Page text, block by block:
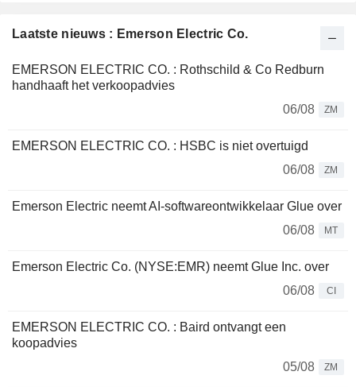
Laatste nieuws : Emerson Electric Co.
EMERSON ELECTRIC CO. : Rothschild & Co Redburn
handhaaft het verkoopadvies
06/08
ZM
EMERSON ELECTRIC CO. : HSBC is niet overtuigd
06/08
ZM
Emerson Electric neemt AI-softwareontwikkelaar Glue over
06/08
MT
Emerson Electric Co. (NYSE:EMR) neemt Glue Inc. over
06/08
CI
EMERSON ELECTRIC CO. : Baird ontvangt een
koopadvies
05/08
ZM